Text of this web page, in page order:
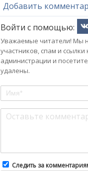
Добавить
Войти с помощью:
Уважаемые читатели! Мы
участников, спам и
администрации и
удалены.
Следить за